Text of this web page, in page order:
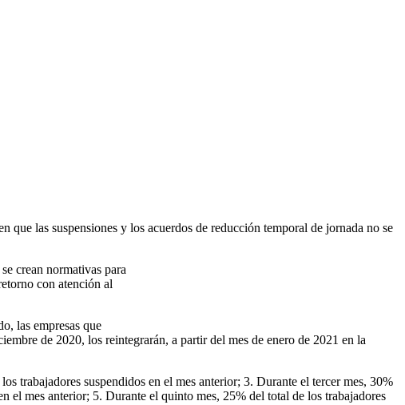
las suspensiones y los acuerdos de reducción temporal de jornada no se
crean normativas para
con atención al
las empresas que
de 2020, los reintegrarán, a partir del mes de enero de 2021 en la
trabajadores suspendidos en el mes anterior; 3. Durante el tercer mes, 30%
el mes anterior; 5. Durante el quinto mes, 25% del total de los trabajadores